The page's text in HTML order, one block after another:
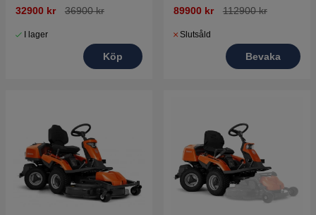
32900 kr 36900 kr
I lager
Köp
89900 kr 112900 kr
Slutsåld
Bevaka